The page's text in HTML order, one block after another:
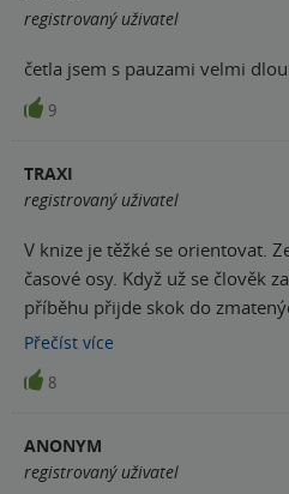
registrovaný uživatel
četla jsem s pauzami velmi
9
TRAXI
registrovaný uživatel
V knize je těžké se orientovat.
časové osy. Když už se člověk
příběhu přijde skok do
se komu zdá a co je skutečné a
Navíc je prokládaná
příběhů, což opět odvádí
dávám body za originalitu a ve
měly v příběhu své místo a
Přečíst více
8
ANONYM
registrovaný uživatel